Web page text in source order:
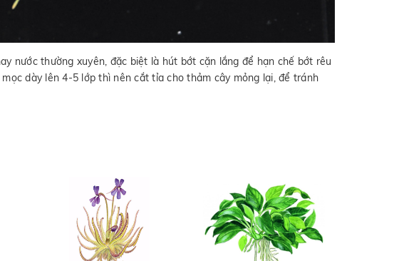
nước thường xuyên, đặc biệt là hút bớt cặn lắng để hạn chế bớt rêu
dày lên 4-5 lớp thì nên cắt tỉa cho thảm cây mỏng lại, để tránh